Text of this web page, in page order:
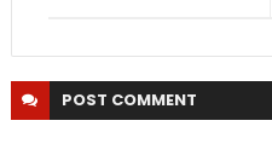
POST COMMENT